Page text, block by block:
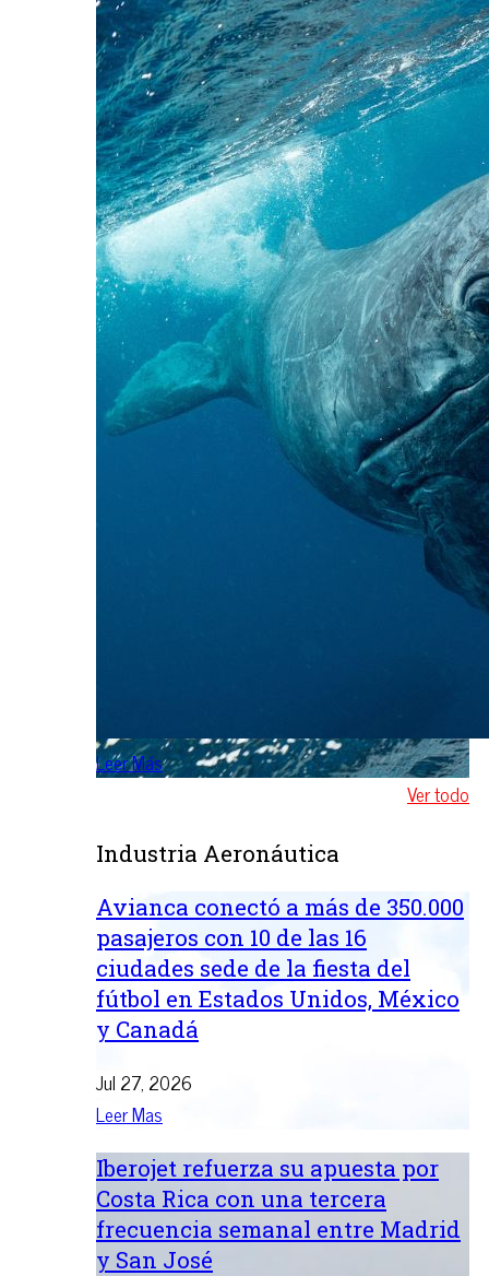
Leer Más
Ver todo
Industria Aeronáutica
Avianca conectó a más de 350.000
pasajeros con 10 de las 16
ciudades sede de la fiesta del
fútbol en Estados Unidos, México
y Canadá
Jul 27, 2026
Leer Mas
Iberojet refuerza su apuesta por
Costa Rica con una tercera
frecuencia semanal entre Madrid
y San José